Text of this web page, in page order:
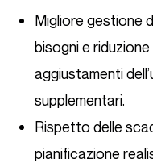
Migliore gestione
bisogni e
aggiustamenti
supplementari.
Rispetto delle
pianificazione